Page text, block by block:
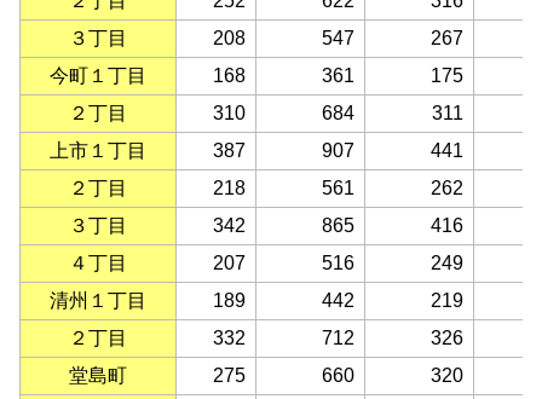
３丁目
208 547 267
今町１丁目
168 361 175
２丁目
310 684 311
上市１丁目
387 907 441
２丁目
218 561 262
３丁目
342 865 416
４丁目
207 516 249
清州１丁目
189 442 219
２丁目
332 712 326
堂島町
275 660 320